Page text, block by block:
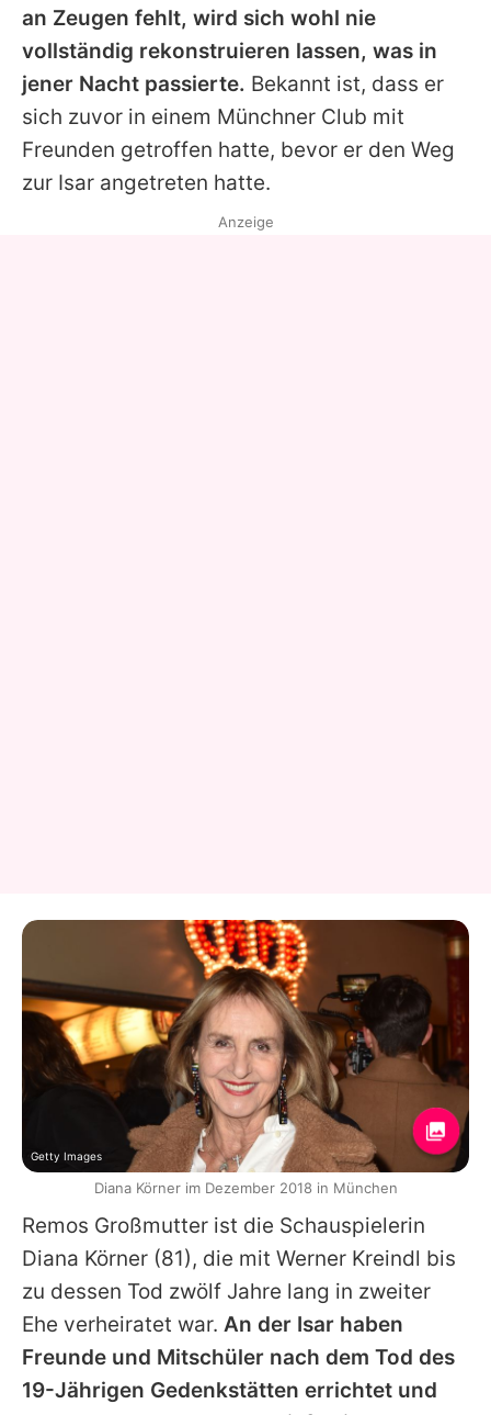
an Zeugen fehlt, wird sich wohl nie
vollständig rekonstruieren lassen, was in
jener Nacht passierte. Bekannt ist, dass er
sich zuvor in einem Münchner Club mit
Freunden getroffen hatte, bevor er den Weg
zur Isar angetreten hatte.
Remos Großmutter ist die Schauspielerin
Diana Körner (81), die mit Werner Kreindl bis
zu dessen Tod zwölf Jahre lang in zweiter
Ehe verheiratet war. An der Isar haben
Freunde und Mitschüler nach dem Tod des
19-Jährigen Gedenkstätten errichtet und
Anzeige
Getty Images
Diana Körner im Dezember 2018 in München